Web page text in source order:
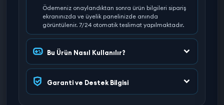
Ödemeniz onaylandıktan sonra ürün bilgileri sipariş
ekranınızda ve üyelik panelinizde anında
görüntülenir. 7/24 otomatik teslimat yapılmaktadır.
Bu Ürün Nasıl Kullanılır?
Garanti ve Destek Bilgisi